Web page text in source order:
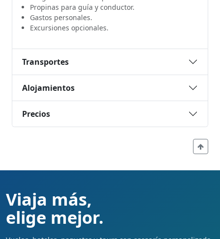
Propinas para guía y conductor.
Gastos personales.
Excursiones opcionales.
Transportes
Alojamientos
Precios
Viaja más,
elige mejor.